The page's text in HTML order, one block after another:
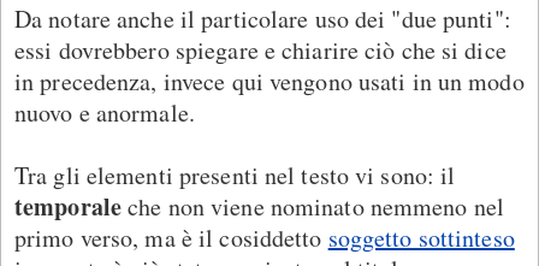
Da notare anche il particolare uso dei "due punti":
essi dovrebbero spiegare e chiarire ciò che si dice
in precedenza, invece qui vengono usati in un modo
nuovo e anormale.
Tra gli elementi presenti nel testo vi sono: il
temporaleche non viene nominato nemmeno nel
primo verso, ma è il cosiddetto soggetto sottinteso